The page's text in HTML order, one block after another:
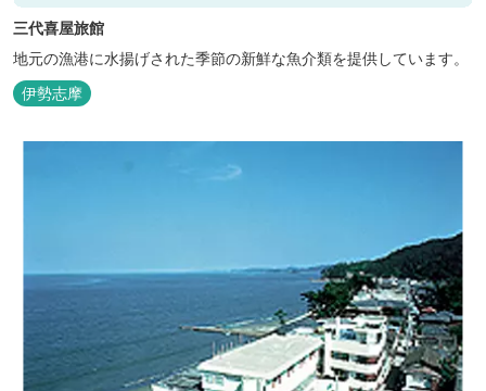
三代喜屋旅館
地元の漁港に水揚げされた季節の新鮮な魚介類を提供しています。
伊勢志摩